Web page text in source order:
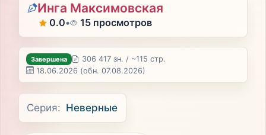
Инга Максимовская
0.0• 15 просмотров
Завершена
306 417 зн. / ~115 стр.
18.06.2026 (обн. 07.08.2026)
Серия: Неверные